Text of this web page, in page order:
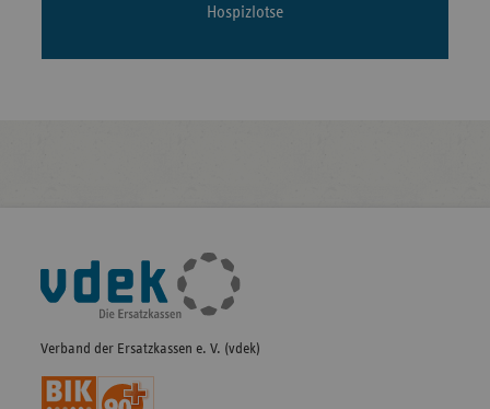
Hospizlotse
Fußleisten-
Navigation
Verband der Ersatzkassen e. V. (vdek)